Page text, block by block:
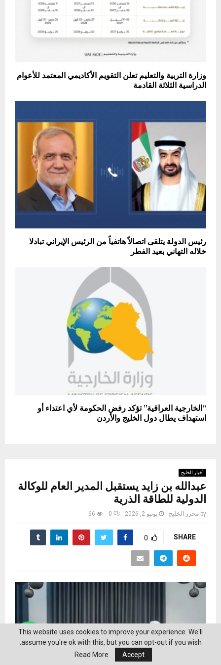
وزارة التربية والتعليم تعلن التقويم الأكاديمي المعتمد للأعوام
الدراسية الثلاثة القادمة
رئيس الدولة يتلقى اتصالاً هاتفياً من الرئيس الإيراني تبادلا
خلاله التهاني بعيد الفطر
“الخارجية العراقية” تؤكد رفض الحكومة لأي اعتداء أو
استهداف يطال دول الخليج والأردن
أخبار الخليج
عبدالله بن زايد يستقبل المدير العام للوكالة
الدولية للطاقة الذرية
by محرر الخليج يونيو 2, 2026 0
66
SHARE
0
This website uses cookies to improve your experience. We'll
assume you're ok with this, but you can opt-out if you wish.
Accept
Read More